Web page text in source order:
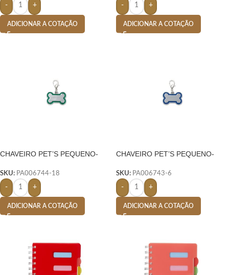
- +
ADICIONAR A COTAÇÃO
- +
ADICIONAR A COTAÇÃO
CHAVEIRO PET’S PEQUENO-
SKU: PA006744-18
- +
ADICIONAR A COTAÇÃO
CHAVEIRO PET’S PEQUENO-
SKU: PA006743-6
- +
ADICIONAR A COTAÇÃO